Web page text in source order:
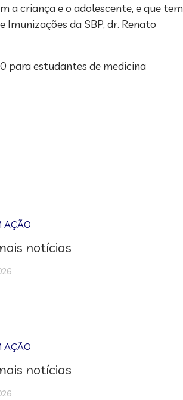
a criança e o adolescente, e que tem
da SBP, dr. Renato
para estudantes de medicina
AÇÃO
notícias
AÇÃO
notícias